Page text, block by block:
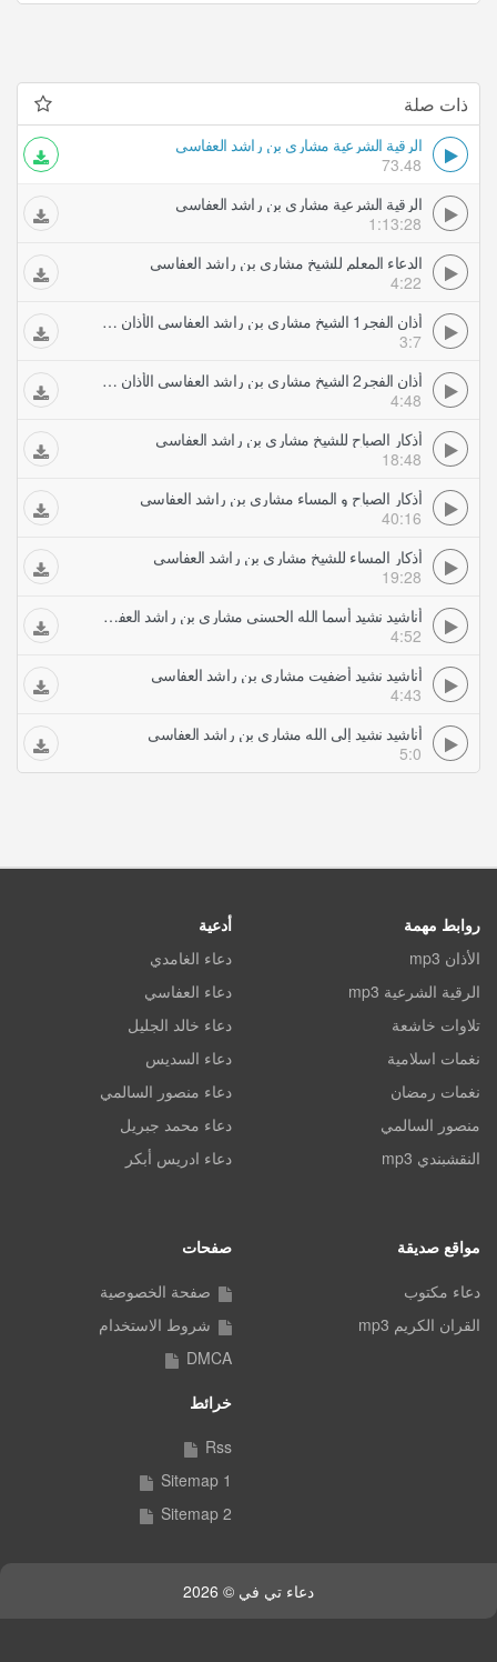
ذات صلة
الرقية الشرعية مشاري بن راشد العفاسي
73.48
الرقية الشرعية مشاري بن راشد العفاسي
1:13:28
الدعاء المعلم للشيخ مشاري بن راشد العفاسي
4:22
أذان الفجر1 الشيخ مشاري بن راشد العفاسي الأذان بعدة أصوات ندية
3:7
أذان الفجر2 الشيخ مشاري بن راشد العفاسي الأذان بعدة أصوات ندية
4:48
أذكار الصباح للشيخ مشاري بن راشد العفاسي
18:48
أذكار الصباح و المساء مشاري بن راشد العفاسي
40:16
أذكار المساء للشيخ مشاري بن راشد العفاسي
19:28
أناشيد نشيد أسما الله الحسنى مشاري بن راشد العفاسي
4:52
أناشيد نشيد أضفيت مشاري بن راشد العفاسي
4:43
أناشيد نشيد إلى الله مشاري بن راشد العفاسي
5:0
روابط مهمة
الأذان mp3
الرقية الشرعية mp3
تلاوات خاشعة
نغمات اسلامية
نغمات رمضان
منصور السالمي
النقشبندي mp3
أدعية
دعاء الغامدي
دعاء العفاسي
دعاء خالد الجليل
دعاء السديس
دعاء منصور السالمي
دعاء محمد جبريل
دعاء ادريس أبكر
مواقع صديقة
دعاء مكتوب
القران الكريم mp3
صفحات
صفحة الخصوصية
شروط الاستخدام
DMCA
خرائط
Rss
Sitemap 1
Sitemap 2
دعاء تي في © 2026